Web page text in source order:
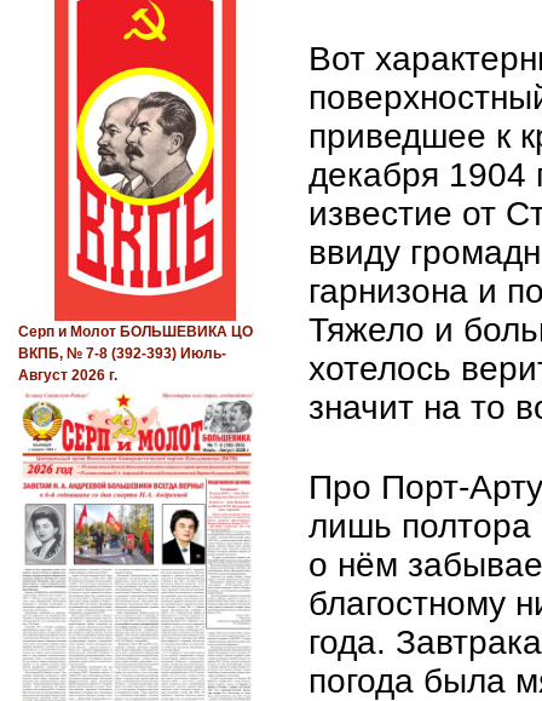
Вот
приведшее к
декабря 1904
известие от
ввиду
гарнизона и
Тяжело и
хотелось
значит на то
Про Порт-
лишь полтора
о нём
благостному
года.
погода была
Серп и Молот БОЛЬШЕВИКА ЦО
ВКПБ, № 7-8 (392-393) Июль-
Август 2026 г.